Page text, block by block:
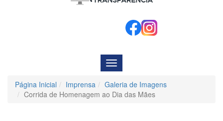
Menu
de
Navegação
Página Inicial Imprensa
Galeria de Imagens
Corrida de Homenagem ao Dia das Mães